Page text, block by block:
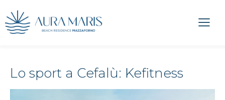
Lo sport a Cefalù: Kefitness